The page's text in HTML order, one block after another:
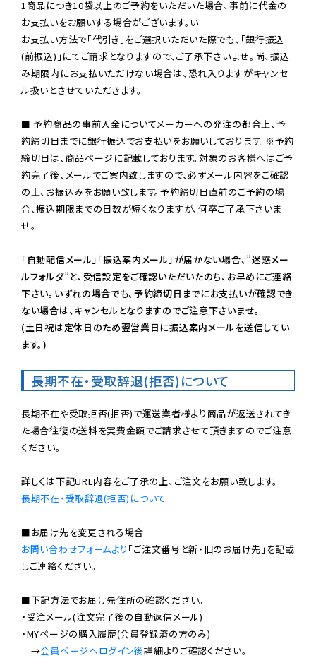
1商品につき10袋以上のご予約をいただいた場合、事前に代金の
お支払いをお願いする場合がございます。い
お支払い方法で「代引き」をご選択いただいた際でも、「銀行振込
(前振込)」にてご請求となりますので、ご了承下さいませ。尚、振込
み期限内にお支払いただけない場合は、恐れ入りますがキャンセ
ル扱いとさせていただきます。
■ 予約商品の事前入金についてメーカーへの発注の都合上、予
約締切日までに銀行振込でお支払いをお願いしております。※予約
締切日は、商品ページに記載しております。対象のお客様へはご予
約完了後、メールでご案内致しますので、必ずメール内容をご確認
の上、お振込みをお願い致します。予約締切日直前のご予約の場
合、振込期限までの日数が短くなりますが、何卒ご了承下さいま
せ。
「自動配信メール」「振込案内メール」が届かない場合、”迷惑メー
ルフォルダ”と、受信設定をご確認いただいたのち、お早めにご連絡
下さい。いずれの場合でも、予約締切日までにお支払いが確認でき
ない場合は、キャンセルとなりますのでご注意下さいませ。
(土日祝は定休日のため翌営業日に振込案内メールを送信してい
ます。)
長期不在・受取辞退(拒否)について
長期不在や受取拒否(拒否)で運送業者様より商品が返送されてき
た場合往復の送料を実費金額でご請求させて頂きますのでご注意
ください。
長期不在・受取辞退(拒否)について
お問い合わせフォームより 「ご注文番号と新・旧のお届け先」を記載
しご連絡ください。
■下記方法でお届け先住所の確認ください。
・受注メール(注文完了後の自動返信メール)
・MYページの購入履歴(会員登録済の方のみ)
→会員ページへログイン後詳細よりご確認ください。